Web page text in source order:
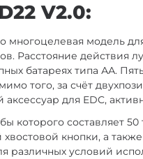
V2.0:
многоцелевая модель
Расстояние действия
батареях типа АА.
того, за счёт
для EDC,
составляет
хвостовой кнопки, а
различных условий